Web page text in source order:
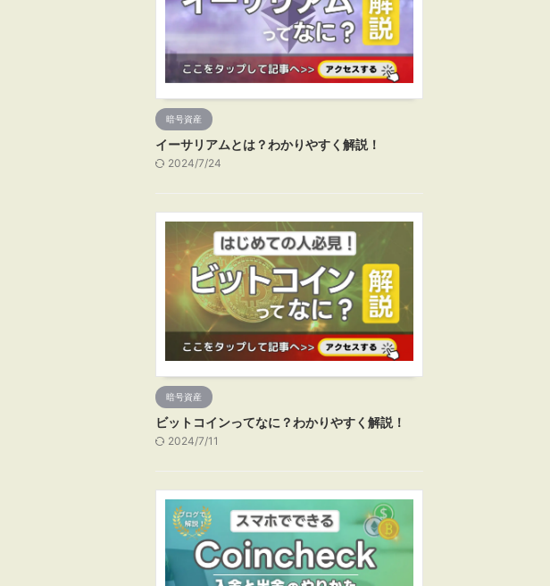
暗号資産
イーサリアムとは？わかりやすく解説！
2024/7/24
暗号資産
ビットコインってなに？わかりやすく解説！
2024/7/11